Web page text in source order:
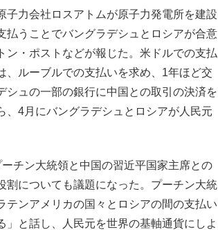
力会社ロスアトムが原子力発電所を建設
払うことでバングラデシュとロシアが合意
ン・ポストなどが報じた。米ドルでの支払
、ルーブルでの支払いを求め、1年ほど交
ュの一部の銀行に中国との取引の決済を
、4月にバングラデシュとロシアが人民元
チン大統領と中国の習近平国家主席との
割についても議題になった。プーチン大統
ンアメリカの国々とロシアの間の支払い
と話し、人民元を世界の基軸通貨にしよ